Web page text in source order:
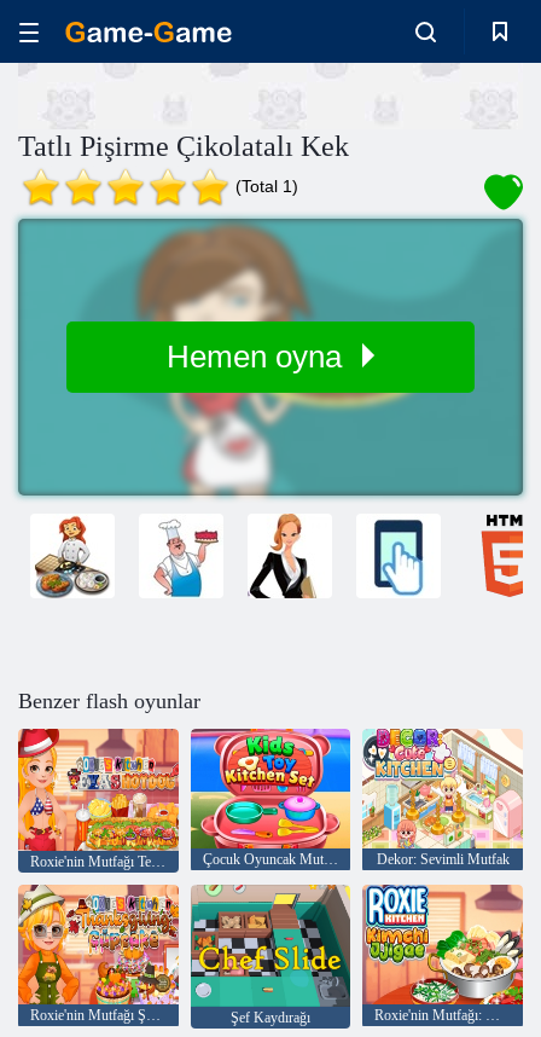
Tatlı Pişirme Çikolatalı Kek
(Total 1)
Hemen oyna
Benzer flash oyunlar
Roxie'nin Mutfağı Texas Hotdog Çocuk Oyuncak Mutfak Seti Dekor: Sevimli Mutfak
Roxie'nin Mutfağı Şükran Günü Kek Şef Kaydırağı Roxie'nin Mutfağı: Kimchi Jjigae